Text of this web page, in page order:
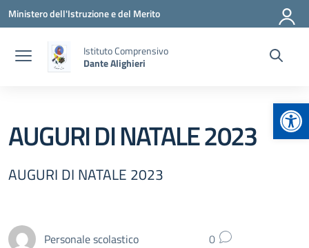
Vai ai contenuti
Vai al menu di navigazione
Vai al footer
Ministero dell'Istruzione e del Merito
Istituto Comprensivo
Dante Alighieri
AUGURI DI NATALE 2023
AUGURI DI NATALE 2023
Personale scolastico 0